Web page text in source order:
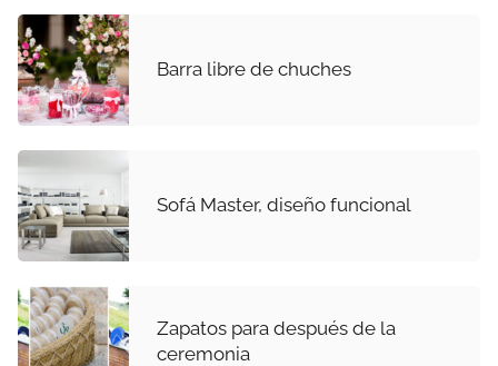
Barra libre de chuches
Sofá Master, diseño funcional
Zapatos para después de la
ceremonia